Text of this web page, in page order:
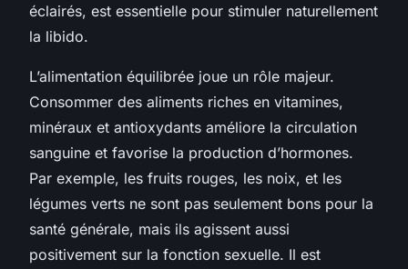
éclairés, est essentielle pour stimuler naturellement
la libido.
L’alimentation équilibrée joue un rôle majeur.
Consommer des aliments riches en vitamines,
minéraux et antioxydants améliore la circulation
sanguine et favorise la production d’hormones.
Par exemple, les fruits rouges, les noix, et les
légumes verts ne sont pas seulement bons pour la
santé générale, mais ils agissent aussi
positivement sur la fonction sexuelle. Il est